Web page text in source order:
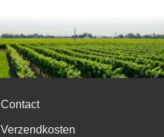
Contact
Verzendkosten